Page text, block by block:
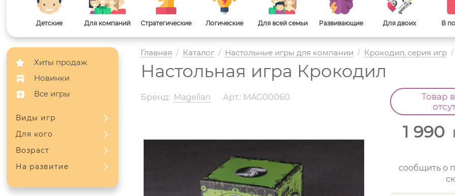
Детские Для компаний Стратегические Логические Для всей семьи Развивающие Для двоих В
В дорогу Для взрослых
Хиты продаж
Новинки
Все игры
Виды игр
Для кого
Возраст
На развитие
Главная / Каталог / Настольные игры для компании / Крокодил, серия игр /
Настольная игра Крокодил
Бренд: Magellan Арт.: MAG00060
Товар
1 990
сообщить о